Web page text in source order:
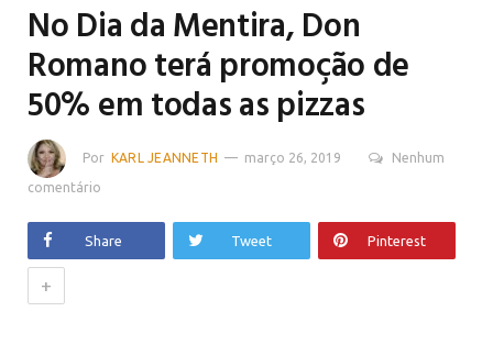
No Dia da Mentira, Don
Romano terá promoção de
50% em todas as pizzas
Por KARL JEANNETH março 26, 2019 Nenhum
comentário
Share Tweet Pinterest
+